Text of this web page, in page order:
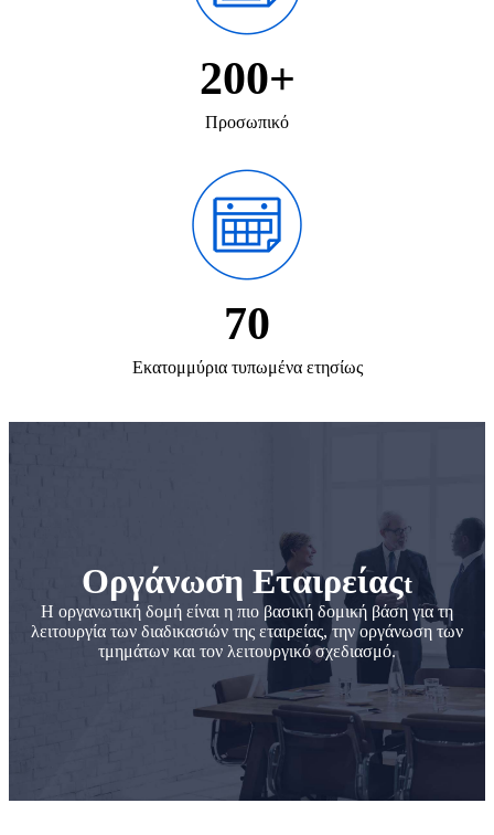
200+
Προσωπικό
70
Εκατομμύρια τυπωμένα ετησίως
Οργάνωση Εταιρείαςt
Η οργανωτική δομή είναι η πιο βασική δομική βάση για τη
λειτουργία των διαδικασιών της εταιρείας, την οργάνωση των
τμημάτων και τον λειτουργικό σχεδιασμό.